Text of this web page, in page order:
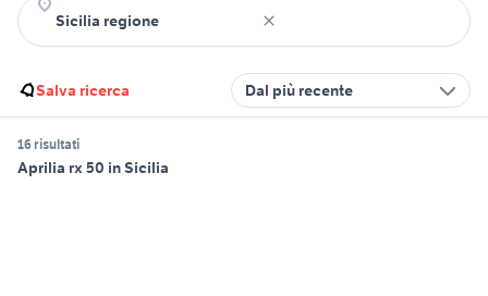
Salva ricerca Dal più recente
16 risultati
Aprilia rx 50 in Sicilia